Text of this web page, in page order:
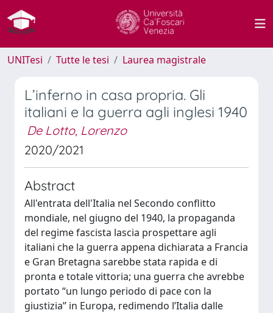
UNITesi Tutte le tesi Laurea magistrale
L’inferno in casa propria. Gli
italiani e la guerra agli inglesi 1940
De Lotto, Lorenzo
2020/2021
Abstract
All'entrata dell'Italia nel Secondo conflitto
mondiale, nel giugno del 1940, la propaganda
del regime fascista lascia prospettare agli
italiani che la guerra appena dichiarata a Francia
e Gran Bretagna sarebbe stata rapida e di
pronta e totale vittoria; una guerra che avrebbe
portato “un lungo periodo di pace con la
giustizia” in Europa, redimendo l’Italia dalle